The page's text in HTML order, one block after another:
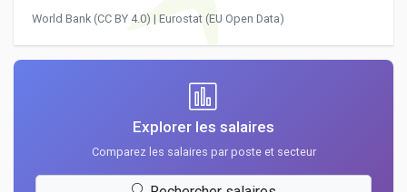
World Bank (CC BY 4.0) | Eurostat (EU Open Data)
Explorer les salaires
Comparez les salaires par poste et secteur